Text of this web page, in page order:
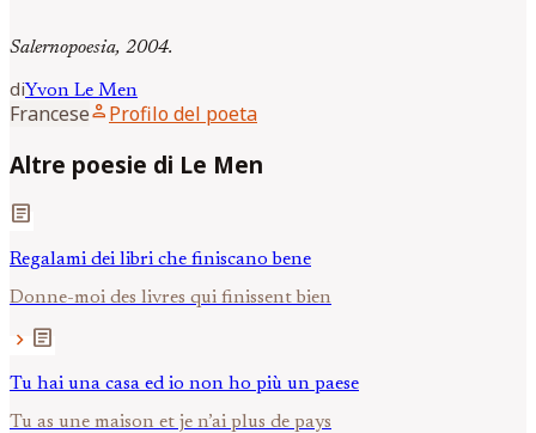
Salernopoesia, 2004.
diYvon Le Men
Franceseperson Profilo del poeta
Altre poesie di Le Men
article
Regalami dei libri che finiscano bene
Donne-moi des livres qui finissent bien
chevron_right article
Tu hai una casa ed io non ho più un paese
Tu as une maison et je n’ai plus de pays